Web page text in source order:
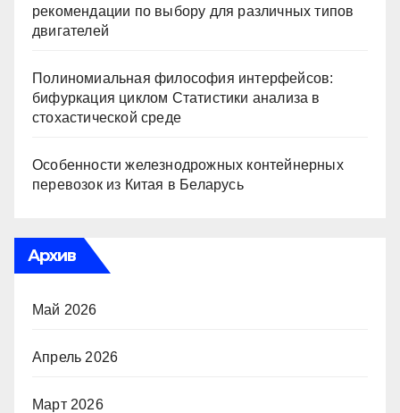
рекомендации по выбору для различных типов
двигателей
Полиномиальная философия интерфейсов:
бифуркация циклом Статистики анализа в
стохастической среде
Особенности железнодрожных контейнерных
перевозок из Китая в Беларусь
Архив
Май 2026
Апрель 2026
Март 2026